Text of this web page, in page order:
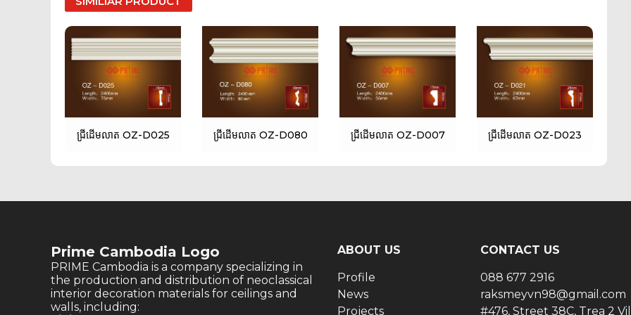
ជ្រីដើមលាត OZ-D025 ជ្រីដើមលាត OZ-D080 ជ្រីដើមលាត OZ-D007 ជ្រីដើមលាត OZ-D023
Prime Cambodia Logo
PRIME Cambodia is a company specializing in
the production and distribution of neoclassical
interior decoration materials for ceilings and
walls, including:
ABOUT US
Profile
News
Projects
CONTACT US
088 677 2916
raksmeyvn98@gmail.com
#476, Street 38C, Trea 2